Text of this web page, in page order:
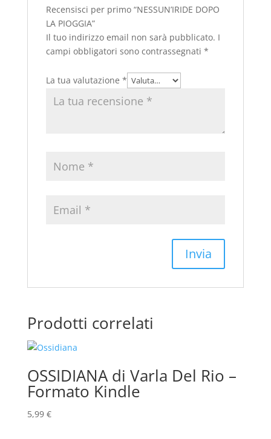
Recensisci per primo “NESSUN’IRIDE DOPO
LA PIOGGIA”
Il tuo indirizzo email non sarà pubblicato. I
campi obbligatori sono contrassegnati *
La tua valutazione *
Prodotti correlati
OSSIDIANA di Varla Del Rio –
Formato Kindle
5,99 €